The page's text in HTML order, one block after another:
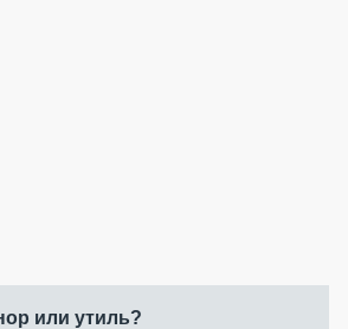
или утиль?